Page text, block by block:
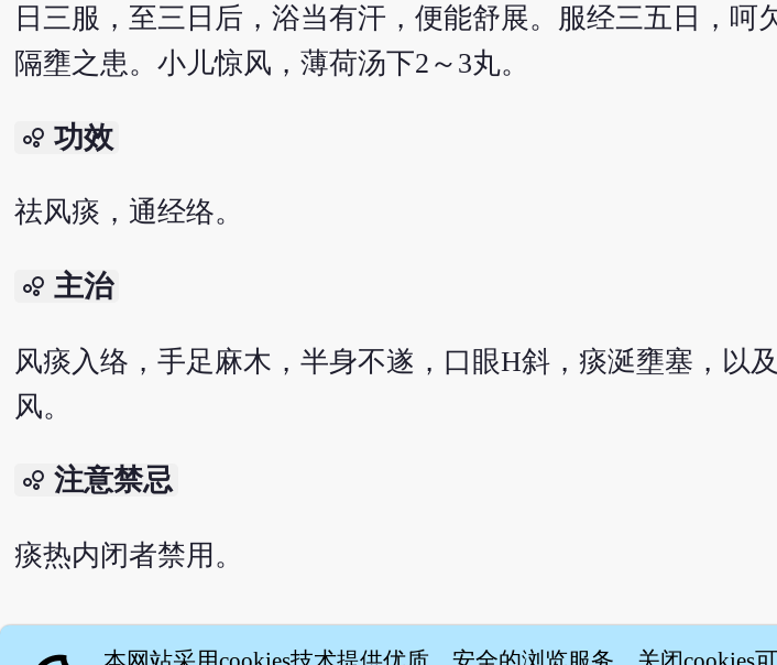
日三服，至三日后，浴当有汗，便能舒展。服经三五日，呵
隔壅之患。小儿惊风，薄荷汤下2～3丸。
bubble_chart 功效
祛风痰，通经络。
bubble_chart 主治
风痰入络，手足麻木，半身不遂，口眼Н斜，痰涎壅塞，以
风。
bubble_chart 注意禁忌
痰热内闭者禁用。
English version